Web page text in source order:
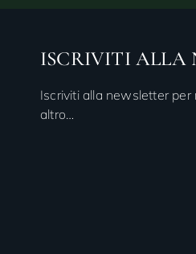
ISCRIVITI ALLA
Iscriviti alla newsletter
altro…